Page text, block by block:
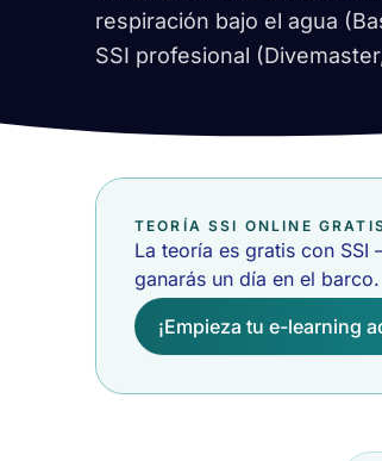
respiración bajo el agua
SSI profesional
TEORÍA SSI ONLINE
La teoría es gratis con
ganarás un día en el barco.
¡Empieza tu e-learning